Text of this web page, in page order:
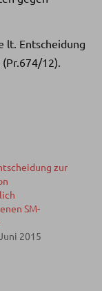
lt. Entscheidung
12).
zur
SM-
2015